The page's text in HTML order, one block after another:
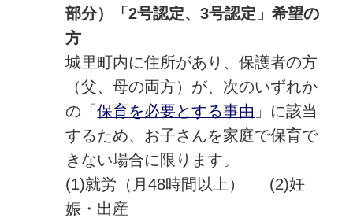
部分）「2号認定、3号認定」希望の
方
城里町内に住所があり、保護者の方
（父、母の両方）が、次のいずれか
の「保育を必要とする事由 」に該当
するため、お子さんを家庭で保育で
きない場合に限ります。
(1)就労（月48時間以上） (2)妊
娠・出産